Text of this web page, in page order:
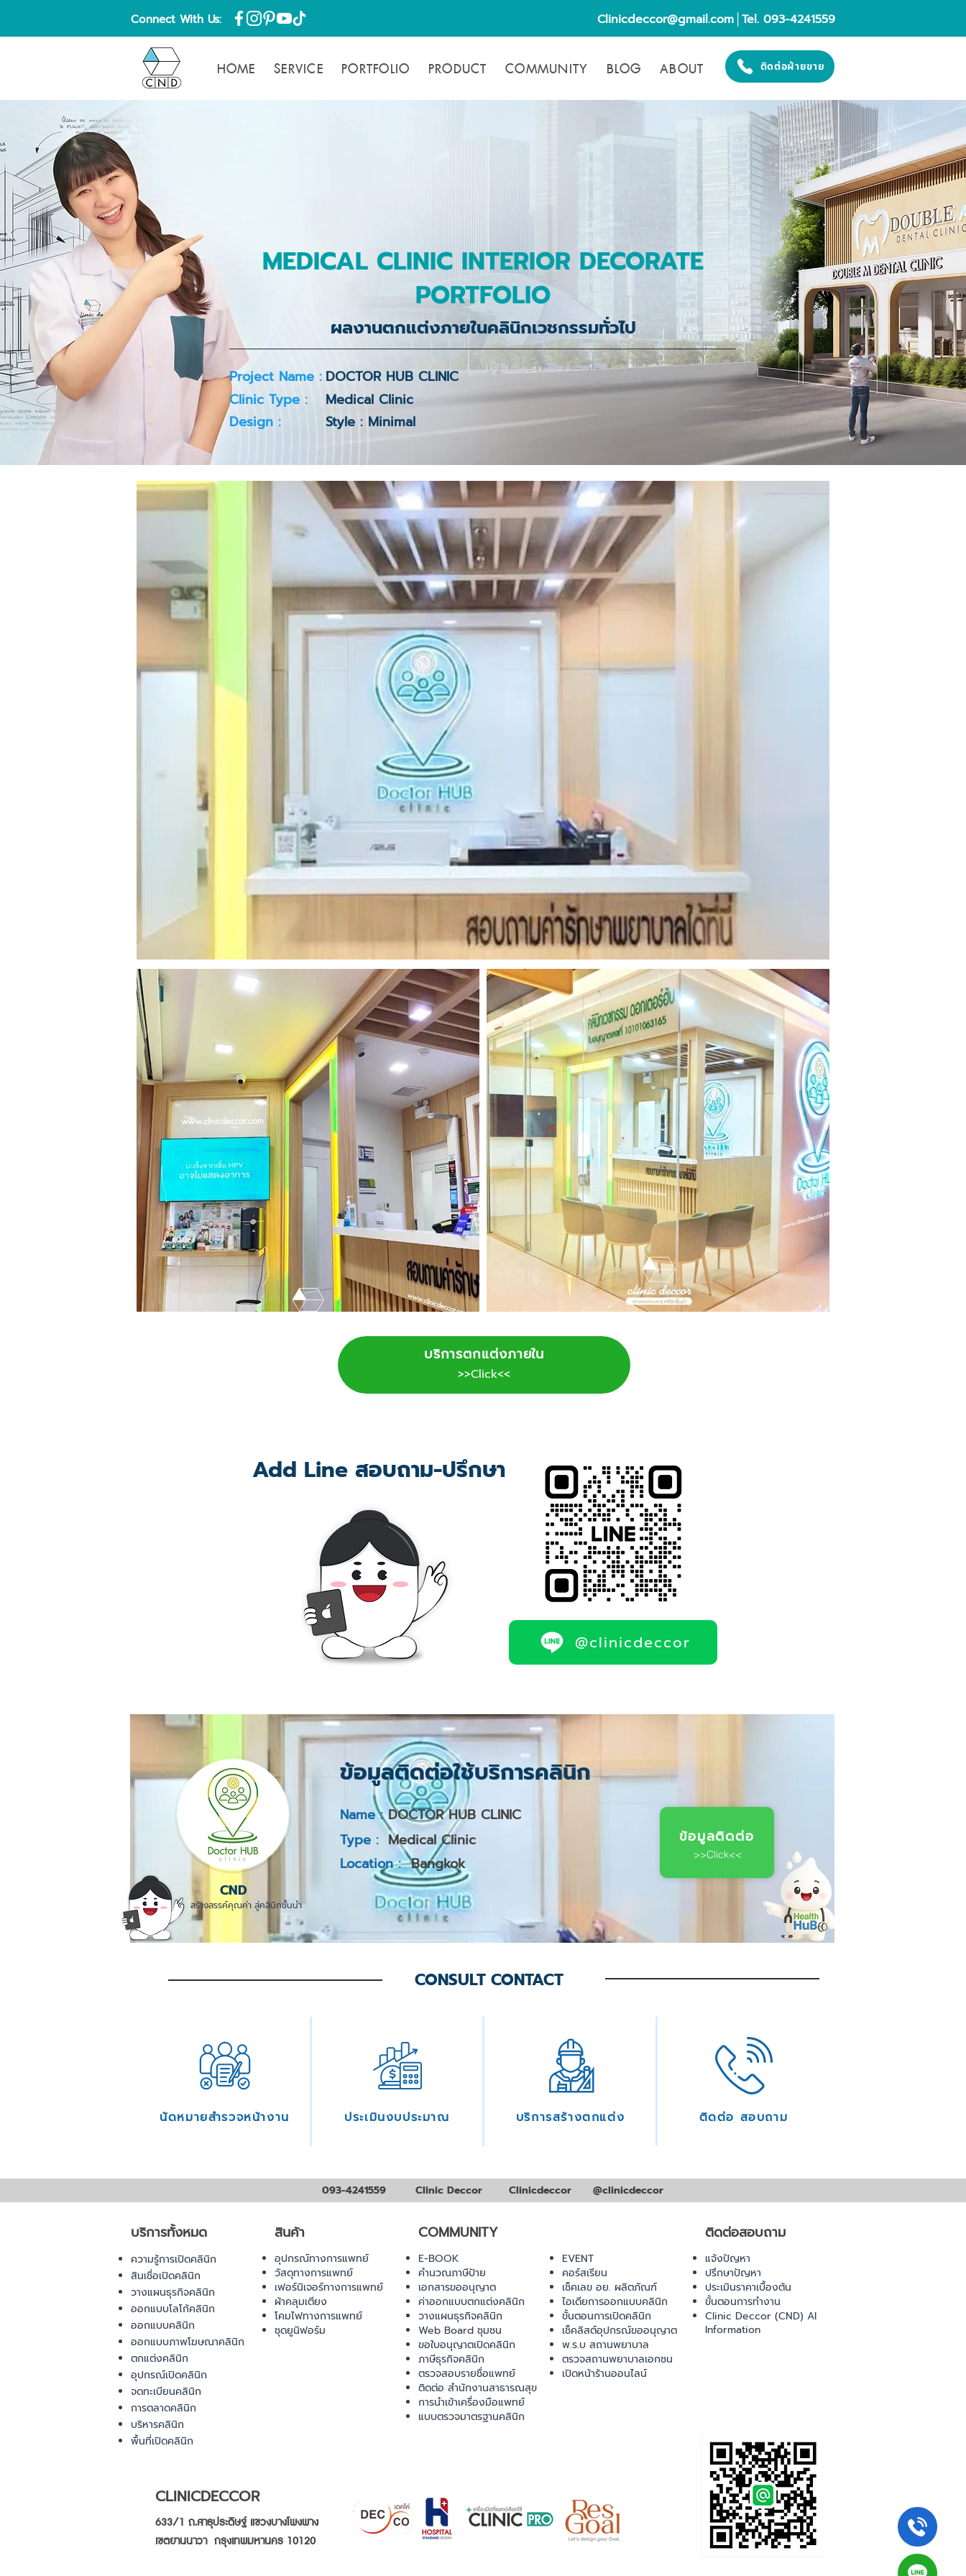
Connect With Us: Clinicdeccor@gmail.com │Tel. 093-4241559
HOME SERVICE PORTFOLIO PRODUCT COMMUNITY BLOG ABOUT ติดต่อฝ่ายขาย
MEDICAL CLINIC INTERIOR DECORATE
PORTFOLIO
ผลงานตกแต่งภายในคลินิกเวชกรรมทั่วไป
Project Name : DOCTOR HUB CLINIC
Clinic Type :
Medical Clinic
Design :
Style : Minimal
บริการตกแต่งภายใน
>>Click<<
@clinicdeccor
Add Line สอบถาม-ปรึกษา
CND
ข้อมูลติดต่อใช้บริการคลินิก
Name : DOCTOR HUB CLINIC
Type : Medical Clinic
Location : Bangkok
ข้อมูลติดต่อ
>>Click<<
สร้างสรรค์คุณค่า สู่คลินิกชั้นนำ
CONSULT CONTACT
นัดหมายสำรวจหน้างาน ประเมินงบประมาณ บริการสร้างตกแต่ง ติดต่อ สอบถาม
093-4241559 Clinic Deccor Clinicdeccor @clinicdeccor
บริการทั้งหมด
ความรู้การเปิดคลินิก
สินเชื่อเปิดคลินิก
วางแผนธุรกิจคลินิก
ออกแบบโลโก้คลินิก
ออกแบบคลินิก
ออกแบบภาพโฆษณาคลินิก
ตกแต่งคลินิก
อุปกรณ์เปิดคลินิก
จดทะเบียนคลินิก
การตลาดคลินิก
บริหารคลินิก
พื้นที่เปิดคลินิก
สินค้า
อุปกรณ์ทางการแพทย์
วัสดุทางการแพทย์
เฟอร์นิเจอร์ทางการแพทย์
ผ้าคลุมเตียง
โคมไฟทางการแพทย์
ชุดยูนิฟอร์ม
COMMUNITY
E-BOOK
คำนวณภาษีป้าย
เอกสารขออนุญาต
ค่าออกแบบตกแต่งคลินิก
วางแผนธุรกิจคลินิก
Web Board ชุมชน
ขอใบอนุญาตเปิดคลินิก
ภาษีธุรกิจคลินิก
ตรวจสอบรายชื่อแพทย์
ติดต่อ สำนักงานสาธารณสุข
การนำเข้าเครื่องมือแพทย์
แบบตรวจมาตรฐานคลินิก
CLINICDECCOR
633/1 ถ.สาธุประดิษฐ์ แขวงบางโพงพาง
เขตยานนาวา กรุงเทพมหานคร 10120
ติดต่อสอบถาม
EVENT
คอร์สเรียน
เช็คเลข อย. ผลิตภัณฑ์
ไอเดียการออกแบบคลินิก
ขั้นตอนการเปิดคลินิก
เช็คลิสต์อุปกรณ์ขออนุญาต
พ.ร.บ สถานพยาบาล
ตรวจสถานพยาบาลเอกชน
เปิดหน้าร้านออนไลน์
แจ้งปัญหา
ปรึกษาปัญหา
ประเมินราคาเบื้องต้น
ขั้นตอนการทำงาน
Clinic Deccor (CND) AI
Information